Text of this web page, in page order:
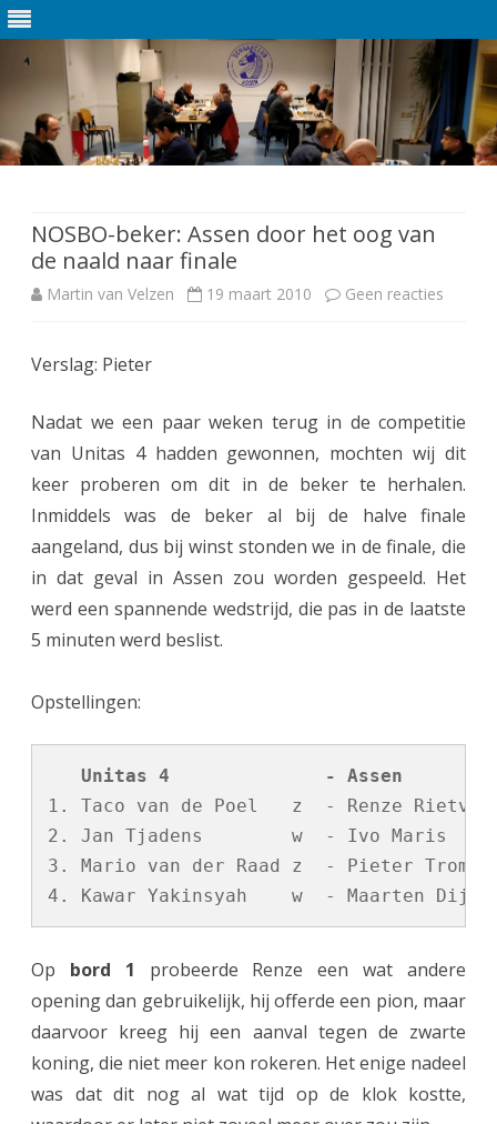
de
inhoud
NOSBO-beker: Assen door het oog van
de naald naar finale
Martin van Velzen 19 maart 2010 Geen reacties
O
S
B
O
-
b
:
A
s
n
d
o
Verslag: Pieter
Nadat we een paar weken terug in de competitie
van Unitas 4 hadden gewonnen, mochten wij dit
keer proberen om dit in de beker te herhalen.
Inmiddels was de beker al bij de halve finale
aangeland, dus bij winst stonden we in de finale, die
in dat geval in Assen zou worden gespeeld. Het
werd een spannende wedstrijd, die pas in de laatste
5 minuten werd beslist.
Opstellingen:
   Unitas 4              - Assen
1. Taco van de Poel   z  - Renze
2. Jan Tjadens        w  - Ivo Maris
3. Mario van der Raad z  - Pieter
Op bord 1 probeerde Renze een wat andere
opening dan gebruikelijk, hij offerde een pion, maar
daarvoor kreeg hij een aanval tegen de zwarte
koning, die niet meer kon rokeren. Het enige nadeel
was dat dit nog al wat tijd op de klok kostte,